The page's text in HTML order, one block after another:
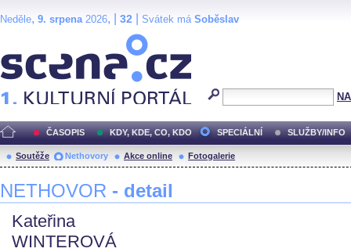
Neděle, 9. srpena2026, | 32 Svátek má Soběslav
ČASOPIS KDY, KDE, CO, KDO SPECIÁLNÍ SLUŽBY/INFO
Soutěže Nethovory Akce online Fotogalerie
NETHOVOR - detail
Kateřina
WINTEROVÁ